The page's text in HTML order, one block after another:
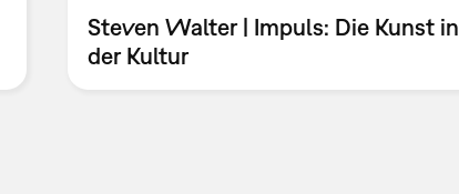
Steven Walter | Impuls: Die Kunst in
der Kultur